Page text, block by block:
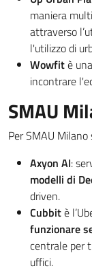
maniera
attraverso
l'utilizzo di
Wowfitè
incontrare
SMAU
Per SMAU
Axyon AI:
modelli di
driven.
Cubbitè
funzionare
centrale per
uffici.